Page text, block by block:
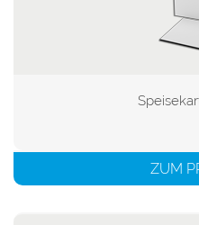
ZUM